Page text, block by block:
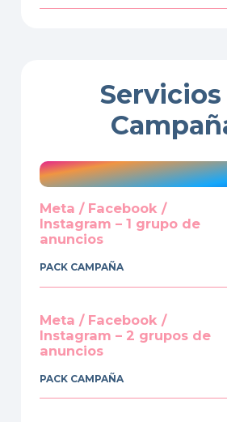
Meta / Facebook /
Instagram – 1 grupo de
anuncios
PACK CAMPAÑA
Meta / Facebook /
Instagram – 2 grupos de
anuncios
PACK CAMPAÑA